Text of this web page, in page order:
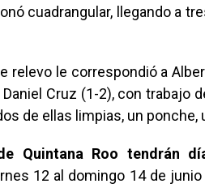
cuadrangular, llegando a
relevo le correspondió a
Cruz (1-2), con trabajo
de ellas limpias, un ponche,
Quintana Roo tendrán
12 al domingo 14 de